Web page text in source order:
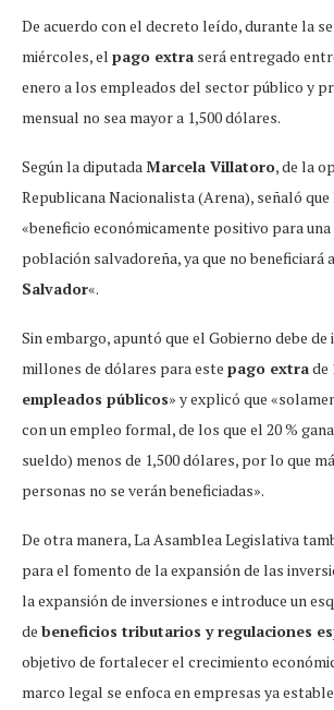
De acuerdo con el decreto leído, durante la
miércoles, el pago extra será entregado
enero a los empleados del sector público y
mensual no sea mayor a 1,500 dólares.
Según la diputada Marcela Villatoro, de la
Republicana Nacionalista (Arena), señaló
«beneficio económicamente positivo para
población salvadoreña, ya que no beneficiará
Salvador«.
Sin embargo, apuntó que el Gobierno debe de
millones de dólares para este pago extrade
empleados públicos» y explicó que
con un empleo formal, de los que el 20 %
sueldo) menos de 1,500 dólares, por lo que
personas no se verán beneficiadas».
De otra manera, La Asamblea Legislativa
para el fomento de la expansión de las
la expansión de inversiones e introduce un
de beneficios tributarios y regulaciones
objetivo de fortalecer el crecimiento
marco legal se enfoca en empresas ya